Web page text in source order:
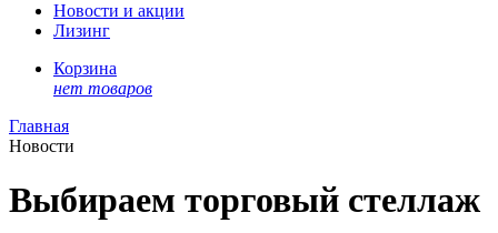
Новости и акции
Лизинг
Корзина
нет товаров
Главная
Новости
Выбираем торговый стеллаж